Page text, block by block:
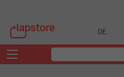
DE
Toggle
navigation